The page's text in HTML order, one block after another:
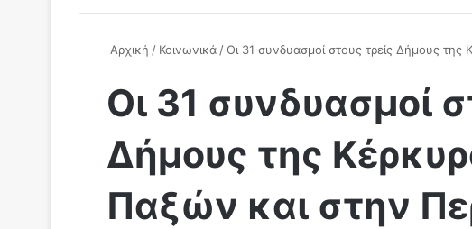
Αρχική / Κοινωνικά /Οι 31 συνδυασμοί στους τρείς Δήμους
Οι 31 συνδυασμοί
Δήμους της
Παξών και στην